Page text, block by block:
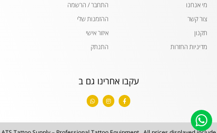
מי אנחנו
צור קשר
תקנון
מדיניות החזרות
התחבר / הרשמה
ההזמנות שלי
איזור אישי
התנתק
עקבו אחרינו גם ב
F
a
c
o
o
I
n
s
g
r
W
h
a
a
p